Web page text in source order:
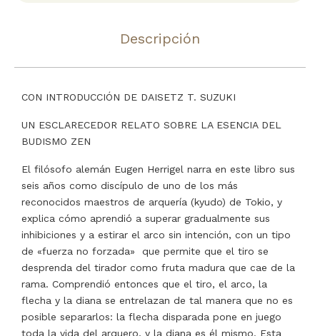
Descripción
CON INTRODUCCIÓN DE DAISETZ T. SUZUKI
UN ESCLARECEDOR RELATO SOBRE LA ESENCIA DEL
BUDISMO ZEN
El filósofo alemán Eugen Herrigel narra en este libro sus
seis años como discípulo de uno de los más
reconocidos maestros de arquería (kyudo) de Tokio, y
explica cómo aprendió a superar gradualmente sus
inhibiciones y a estirar el arco sin intención, con un tipo
de «fuerza no forzada» que permite que el tiro se
desprenda del tirador como fruta madura que cae de la
rama. Comprendió entonces que el tiro, el arco, la
flecha y la diana se entrelazan de tal manera que no es
posible separarlos: la flecha disparada pone en juego
toda la vida del arquero, y la diana es él mismo. Esta